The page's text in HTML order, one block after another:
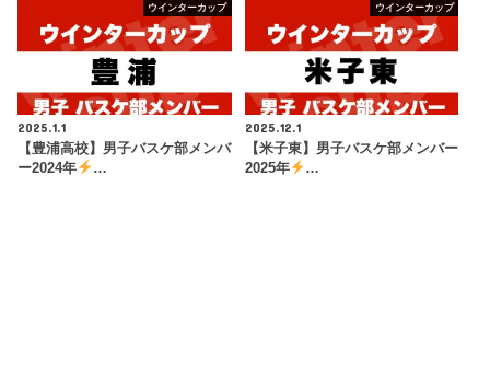
ウインターカップ
2025.1.1
【豊浦高校】男子バスケ部メンバ
ー2024年
…
ウインターカップ
2025.12.1
【米子東】男子バスケ部メンバー
2025年
…